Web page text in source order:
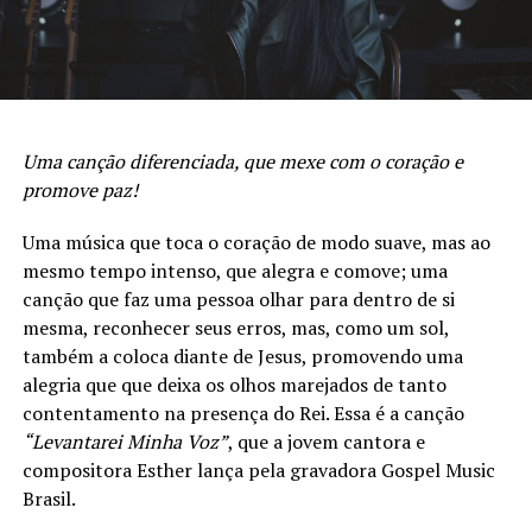
Uma canção diferenciada, que mexe com o coração e
promove paz!
Uma música que toca o coração de modo suave, mas ao
mesmo tempo intenso, que alegra e comove; uma
canção que faz uma pessoa olhar para dentro de si
mesma, reconhecer seus erros, mas, como um sol,
também a coloca diante de Jesus, promovendo uma
alegria que que deixa os olhos marejados de tanto
contentamento na presença do Rei. Essa é a canção
“Levantarei Minha Voz”, que a jovem cantora e
compositora Esther lança pela gravadora Gospel Music
Brasil.